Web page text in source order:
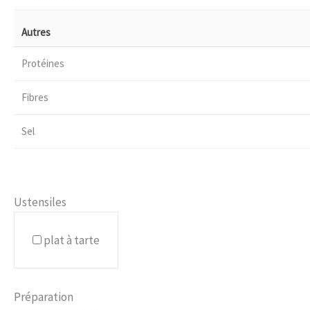
Autres
Protéines
Fibres
Sel
Ustensiles
plat à tarte
Préparation